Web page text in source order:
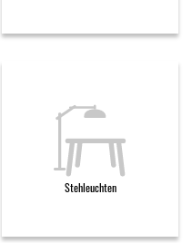
Stehleuchten